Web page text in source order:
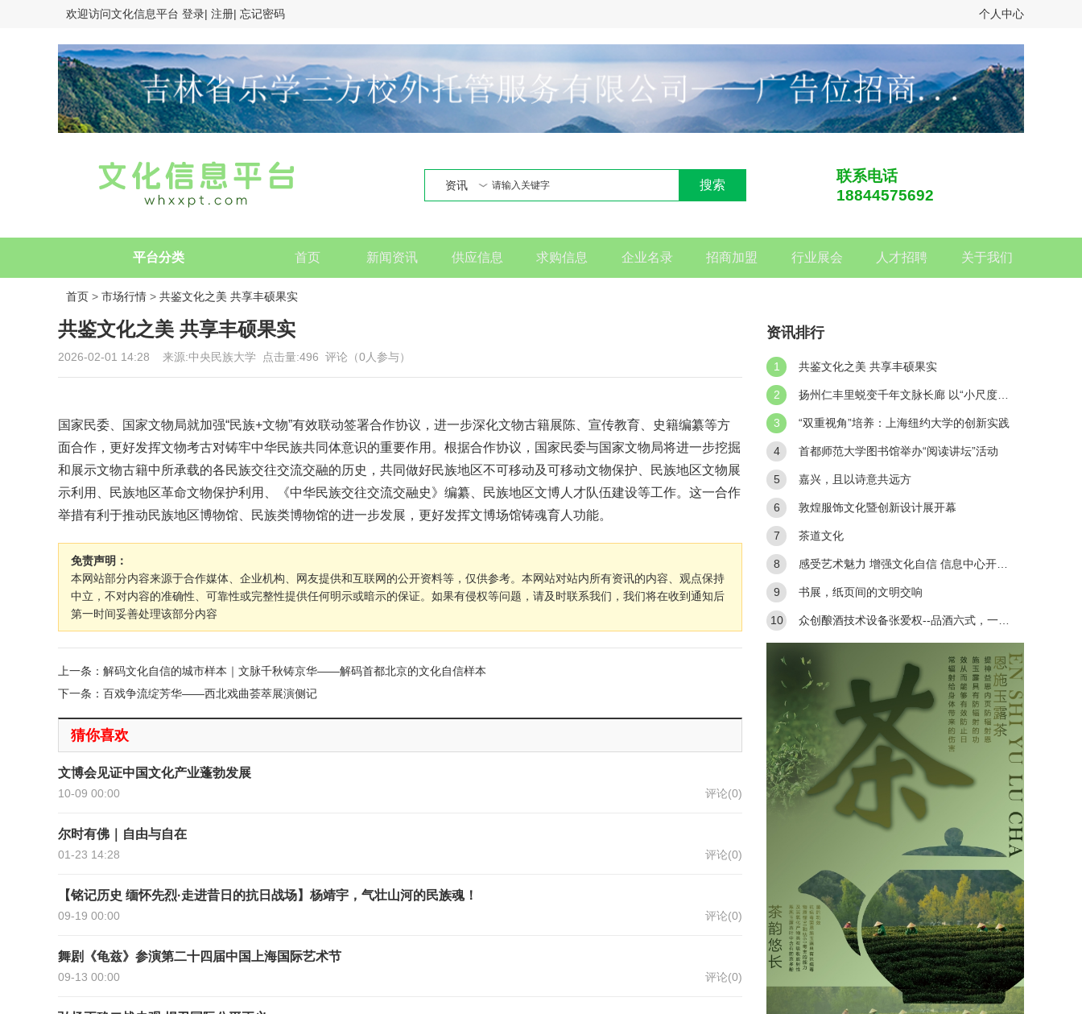
欢迎访问文化信息平台 登录| 注册| 忘记密码 个人中心
资讯 搜索
联系电话
18844575692
平台分类 首页 新闻资讯 供应信息 求购信息 企业名录 招商加盟 行业展会 人才招聘 关于我们
首页 > 市场行情 > 共鉴文化之美 共享丰硕果实
共鉴文化之美 共享丰硕果实
2026-02-01 14:28 来源:中央民族大学 点击量:496 评论（0人参与）
国家民委、国家文物局就加强“民族+文物”有效联动签署合作协议，进一步深化文物古籍展陈、宣传教育、史籍编纂等方
面合作，更好发挥文物考古对铸牢中华民族共同体意识的重要作用。根据合作协议，国家民委与国家文物局将进一步挖掘
和展示文物古籍中所承载的各民族交往交流交融的历史，共同做好民族地区不可移动及可移动文物保护、民族地区文物展
示利用、民族地区革命文物保护利用、《中华民族交往交流交融史》编纂、民族地区文博人才队伍建设等工作。这一合作
举措有利于推动民族地区博物馆、民族类博物馆的进一步发展，更好发挥文博场馆铸魂育人功能。
免责声明：
本网站部分内容来源于合作媒体、企业机构、网友提供和互联网的公开资料等，仅供参考。本网站对站内所有资讯的内容、观点保持
中立，不对内容的准确性、可靠性或完整性提供任何明示或暗示的保证。如果有侵权等问题，请及时联系我们，我们将在收到通知后
第一时间妥善处理该部分内容
上一条：解码文化自信的城市样本｜文脉千秋铸京华——解码首都北京的文化自信样本
下一条：百戏争流绽芳华——西北戏曲荟萃展演侧记
猜你喜欢
文博会见证中国文化产业蓬勃发展
10-09 00:00 评论(0)
尔时有佛｜自由与自在
01-23 14:28 评论(0)
【铭记历史 缅怀先烈·走进昔日的抗日战场】杨靖宇，气壮山河的民族魂！
09-19 00:00 评论(0)
舞剧《龟兹》参演第二十四届中国上海国际艺术节
09-13 00:00 评论(0)
资讯排行
1 共鉴文化之美 共享丰硕果实
2 扬州仁丰里蜕变千年文脉长廊 以“小尺度、
微更新”实现古今交融
3 “双重视角”培养：上海纽约大学的创新实践
4 首都师范大学图书馆举办“阅读讲坛”活动
5 嘉兴，且以诗意共远方
6 敦煌服饰文化暨创新设计展开幕
7 茶道文化
8 感受艺术魅力 增强文化自信 信息中心开展
庆祝“三八”国际妇女节活动
9 书展，纸页间的文明交响
10 众创酿酒技术设备张爱权--品酒六式，一学